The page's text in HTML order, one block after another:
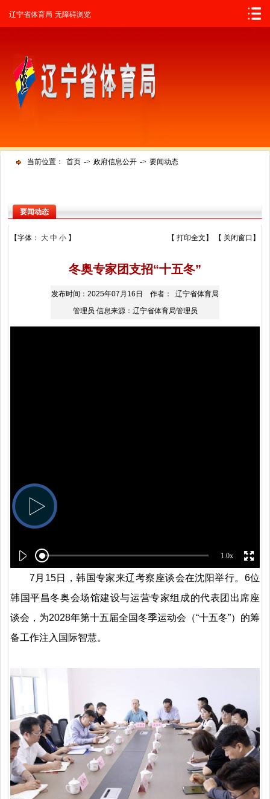
辽宁省人民政府
辽宁省体育局 无障碍浏览
当前位置： 首页 -> 政府信息公开 -> 要闻动态
要闻动态
【字体： 大 中 小 】 【 打印全文 】 【 关闭窗口 】
冬奥专家团支招“十五冬”
发布时间：2025年07月16日 作者： 辽宁省体育局
管理员 信息来源：辽宁省体育局管理员
1.0x
7月15日，韩国专家来辽考察座谈会在沈阳举行。6位
韩国平昌冬奥会场馆建设与运营专家组成的代表团出席座
谈会，为2028年第十五届全国冬季运动会（“十五冬”）的筹
备工作注入国际智慧。